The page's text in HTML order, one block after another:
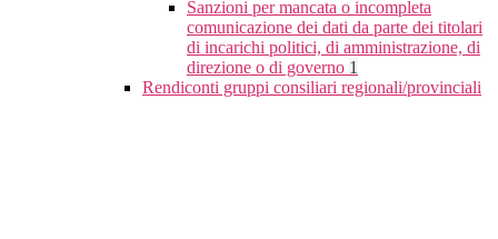
Sanzioni per mancata o incompleta
comunicazione dei dati da parte dei titolari
di incarichi politici, di amministrazione, di
direzione o di governo 1
Rendiconti gruppi consiliari regionali/provinciali